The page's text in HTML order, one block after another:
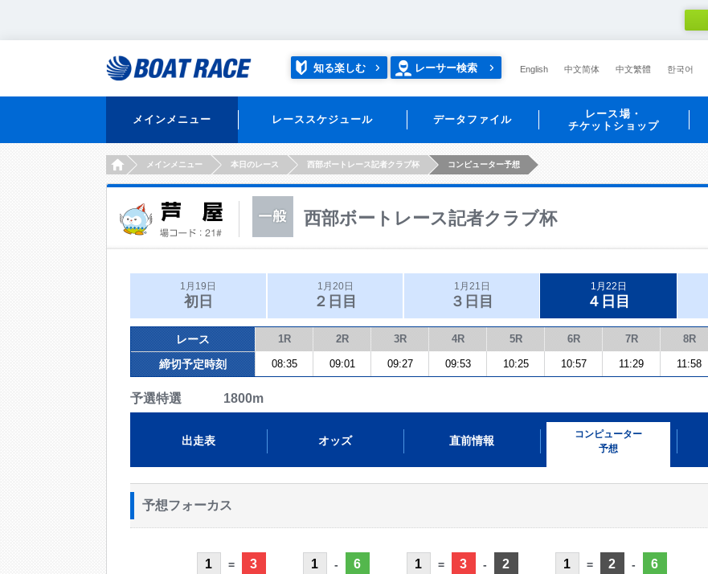
知る楽しむ レーサー検索 English 中文简体 中文繁體 한국어
メインメニュー レーススケジュール データファイル
レース場・
チケットショップ
HOMEメインメニュー 本日のレース 西部ボートレース記者クラブ杯 コンピューター予想
西部ボートレース記者クラブ杯
1月19日
初日
1月20日
２日目
1月21日
３日目
1月22日
４日目
レース 1R 2R 3R 4R 5R 6R 7R 8R
締切予定時刻 08:35 09:01 09:27 09:53 10:25 10:57 11:29 11:58
予選特選 1800m
出走表 オッズ 直前情報
コンピューター
予想
予想フォーカス
1 = 3 1 - 6 1 = 3 - 2 1 = 2 - 6